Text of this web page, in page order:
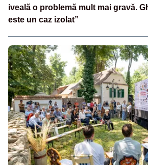
iveală o problemă mult mai gravă.
este un caz izolat”